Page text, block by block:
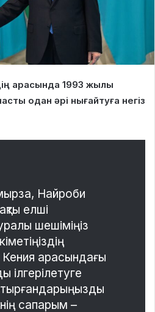
арасында 1993 жылы
одан әрі нығайтуға негіз
Найроби
елші
шешіміңіз
Кения арасындағы
ілгерілетуге
сапарым –